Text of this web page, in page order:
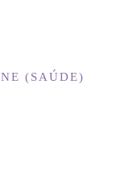
(SAÚDE)